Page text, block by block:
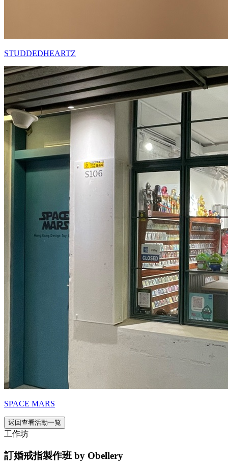
STUDDEDHEARTZ
SPACE MARS
返回查看活動一覧
工作坊
訂婚戒指製作班 by Obellery